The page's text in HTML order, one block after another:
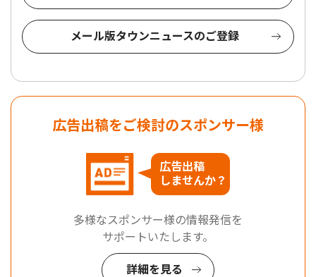
メール版タウンニュースのご登録
広告出稿をご検討のスポンサー様
広告出稿
しませんか？
多様なスポンサー様の情報発信を
サポートいたします。
詳細を見る